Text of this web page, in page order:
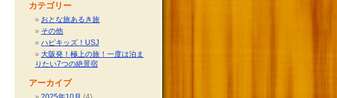
カテゴリー
おとな旅あるき旅
その他
ハピキッズ！USJ
大阪発！極上の旅！一度は泊ま
りたい7つの絶景宿
アーカイブ